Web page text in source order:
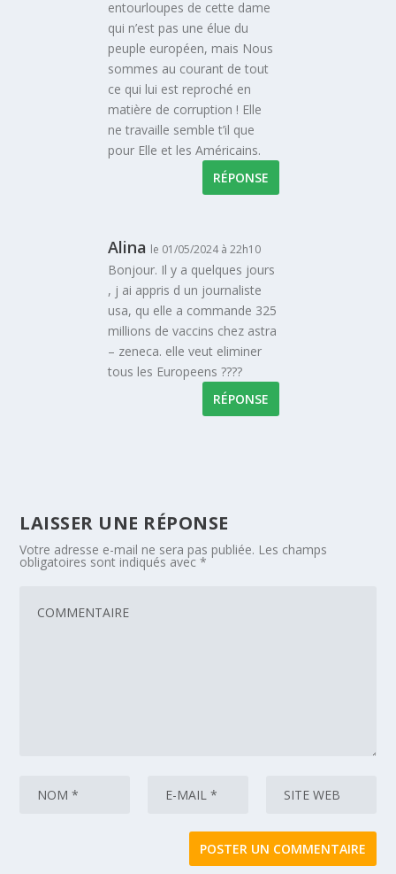
entourloupes de cette dame
qui n’est pas une élue du
peuple européen, mais Nous
sommes au courant de tout
ce qui lui est reproché en
matière de corruption ! Elle
ne travaille semble t’il que
pour Elle et les Américains.
RÉPONSE
Alina le 01/05/2024 à 22h10
Bonjour. Il y a quelques jours
, j ai appris d un journaliste
usa, qu elle a commande 325
millions de vaccins chez astra
– zeneca. elle veut eliminer
tous les Europeens ????
RÉPONSE
LAISSER UNE RÉPONSE
Votre adresse e-mail ne sera pas publiée. Les champs
obligatoires sont indiqués avec*